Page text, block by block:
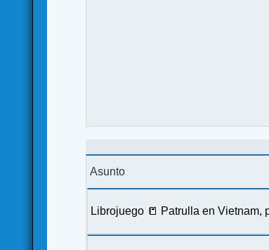
Asunto
Librojuego 📒 Patrulla en Vietnam,